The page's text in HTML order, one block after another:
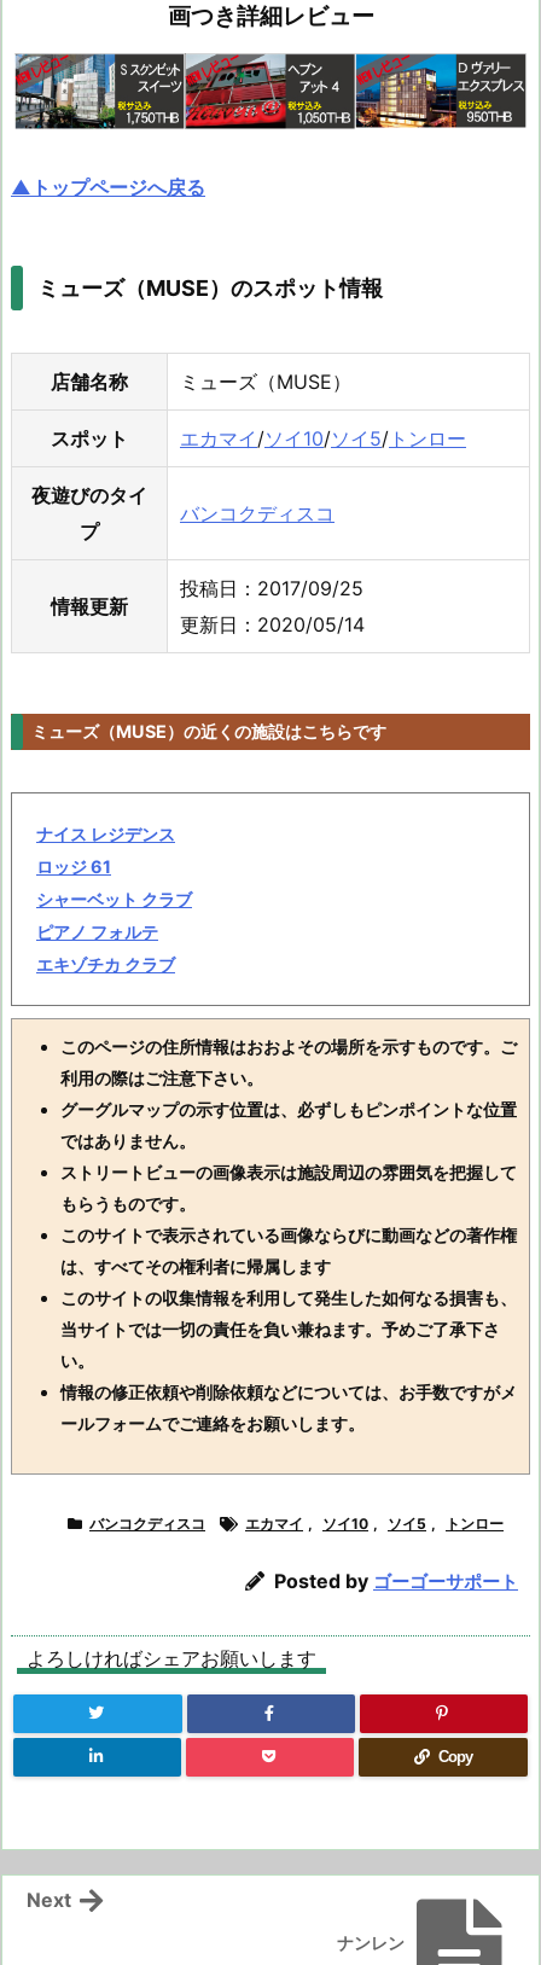
画つき詳細レビュー
▲トップページへ戻る
ミューズ（MUSE）のスポット情報
店舗名称 ミューズ（MUSE）
スポット エカマイ /ソイ10/ソイ5/ トンロー
夜遊びのタイ
プ
バンコクディスコ
情報更新
投稿日：2017/09/25
更新日：2020/05/14
ミューズ（MUSE）の近くの施設はこちらです
ナイス レジデンス
ロッジ 61
シャーベット クラブ
ピアノ フォルテ
エキゾチカ クラブ
このページの住所情報はおおよその場所を示すものです。ご
利用の際はご注意下さい。
グーグルマップの示す位置は、必ずしもピンポイントな位置
ではありません。
ストリートビューの画像表示は施設周辺の雰囲気を把握して
もらうものです。
このサイトで表示されている画像ならびに動画などの著作権
は、すべてその権利者に帰属します
このサイトの収集情報を利用して発生した如何なる損害も、
当サイトでは一切の責任を負い兼ねます。予めご了承下さ
い。
情報の修正依頼や削除依頼などについては、お手数ですがメ
ールフォームでご連絡をお願いします。
バンコクディスコ エカマイ , ソイ10 , ソイ5 , トンロー
Posted by ゴーゴーサポート
よろしければシェアお願いします
Copy
ナンレン
Next